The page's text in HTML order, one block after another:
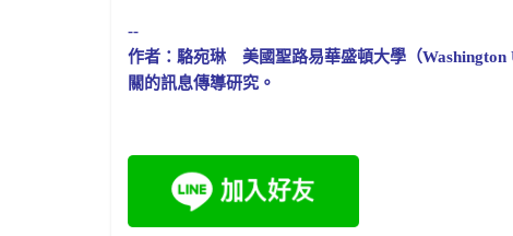
--
作者：駱宛琳 美國聖路易華盛頓大學（Washington
關的訊息傳導研究。